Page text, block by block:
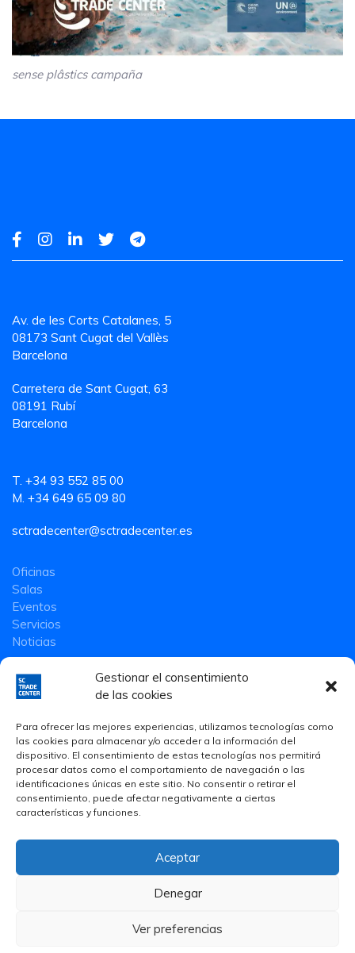
Gestionar el consentimiento
de las cookies
Para ofrecer las mejores experiencias, utilizamos tecnologías como
las cookies para almacenar y/o acceder a la información del
dispositivo. El consentimiento de estas tecnologías nos permitirá
procesar datos como el comportamiento de navegación o las
identificaciones únicas en este sitio. No consentir o retirar el
consentimiento, puede afectar negativamente a ciertas
características y funciones.
Aceptar
Denegar
Ver preferencias
sense plâstics campaña
Av. de les Corts Catalanes, 5
08173 Sant Cugat del Vallès
Barcelona
Carretera de Sant Cugat, 63
08191 Rubí
Barcelona
T. +34 93 552 85 00
M. +34 649 65 09 80
sctradecenter@sctradecenter.es
Oficinas
Salas
Eventos
Servicios
Noticias
Aviso Legal